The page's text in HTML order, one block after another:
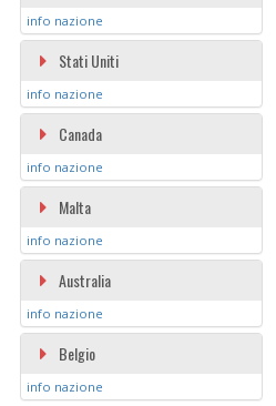
info nazione
Stati Uniti
info nazione
Canada
info nazione
Malta
info nazione
Australia
info nazione
Belgio
info nazione